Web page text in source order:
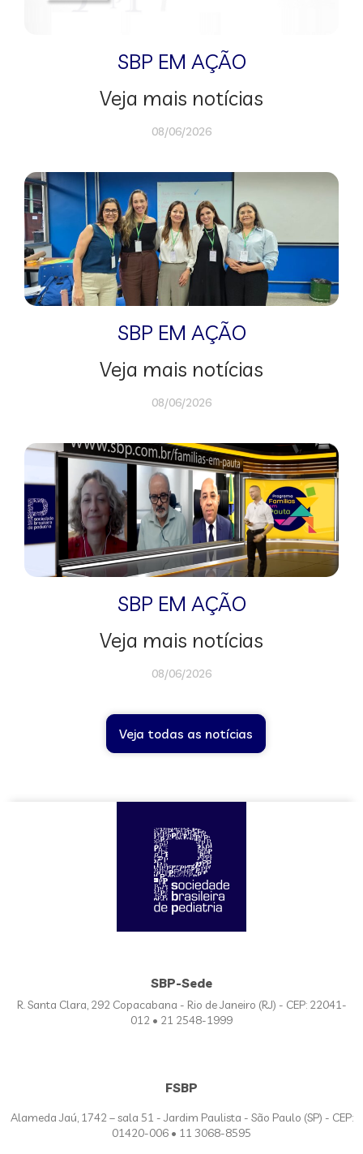
SBP EM AÇÃO
Veja mais notícias
08/06/2026
SBP EM AÇÃO
Veja mais notícias
08/06/2026
SBP EM AÇÃO
Veja mais notícias
08/06/2026
Veja todas as notícias
SBP-Sede
R. Santa Clara, 292 Copacabana - Rio de Janeiro (RJ) - CEP: 22041-
012 • 21 2548-1999
FSBP
Alameda Jaú, 1742 – sala 51 - Jardim Paulista - São Paulo (SP) - CEP:
01420-006 • 11 3068-8595